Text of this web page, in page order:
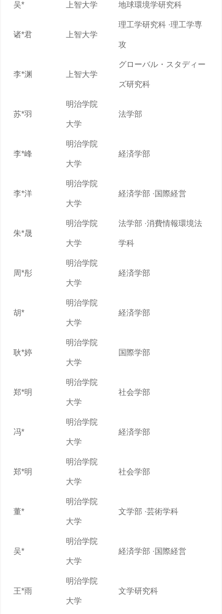
吴* 上智大学 地球環境学研究科
诸*君 上智大学
理工学研究科 ·理工学専
攻
李*渊 上智大学
グローバル・スタディー
ズ研究科
苏*羽
明治学院
大学
法学部
李*峰
明治学院
大学
経済学部
李*洋
明治学院
大学
経済学部 ·国際経営
朱*晟
明治学院
大学
法学部 ·消費情報環境法
学科
周*彤
明治学院
大学
経済学部
胡*
明治学院
大学
経済学部
耿*婷
明治学院
大学
国際学部
郑*明
明治学院
大学
社会学部
冯*
明治学院
大学
経済学部
郑*明
明治学院
大学
社会学部
董*
明治学院
大学
文学部 ·芸術学科
吴*
明治学院
大学
経済学部 ·国際経営
王*雨
明治学院
大学
文学研究科